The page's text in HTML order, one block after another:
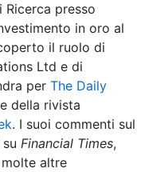
presso
in oro al
il ruolo di
Ltd e di
per The Daily
della rivista
. I suoi commenti sul
Financial Times,
molte altre